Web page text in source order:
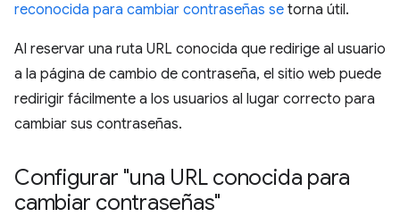
reconocida para cambiar contraseñas se torna útil.
Al reservar una ruta URL conocida que redirige al usuario
a la página de cambio de contraseña, el sitio web puede
redirigir fácilmente a los usuarios al lugar correcto para
cambiar sus contraseñas.
Configurar "una URL conocida para
cambiar contraseñas"